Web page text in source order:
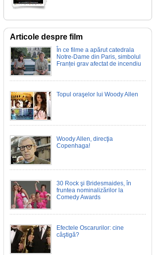
Articole despre film
În ce filme a apărut catedrala
Notre-Dame din Paris, simbolul
Franței grav afectat de incendiu
Topul oraşelor lui Woody Allen
Woody Allen, direcţia
Copenhaga!
30 Rock şi Bridesmaides, în
fruntea nominalizărilor la
Comedy Awards
Efectele Oscarurilor: cine
câştigă?